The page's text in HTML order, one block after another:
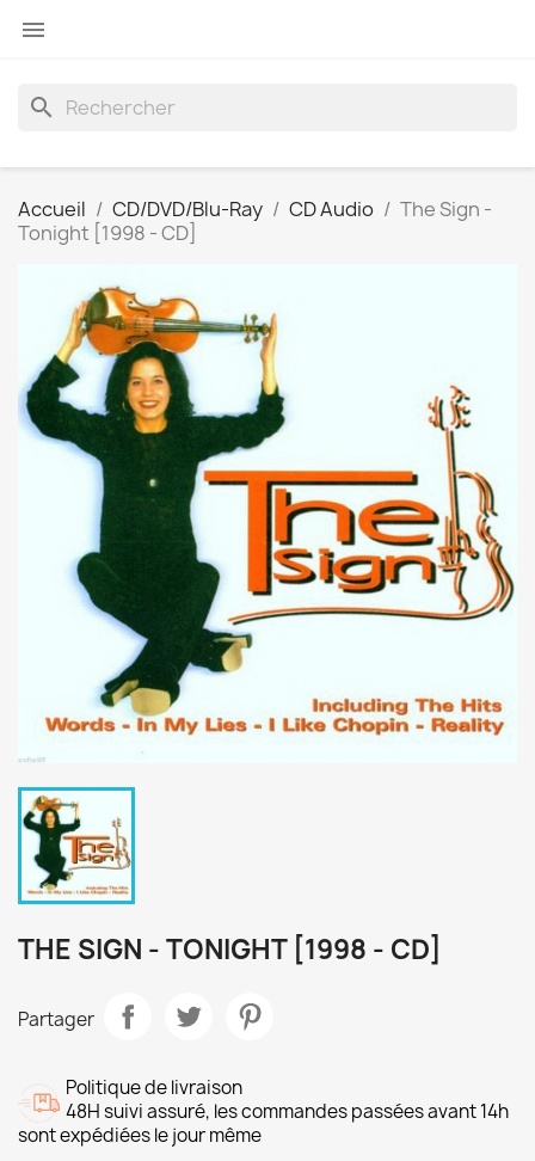

search
Accueil CD/DVD/Blu-Ray CD Audio
The Sign -
Tonight [1998 - CD]
THE SIGN - TONIGHT [1998 - CD]
Partager
Politique de livraison
48H suivi assuré, les commandes passées avant 14h
sont expédiées le jour même